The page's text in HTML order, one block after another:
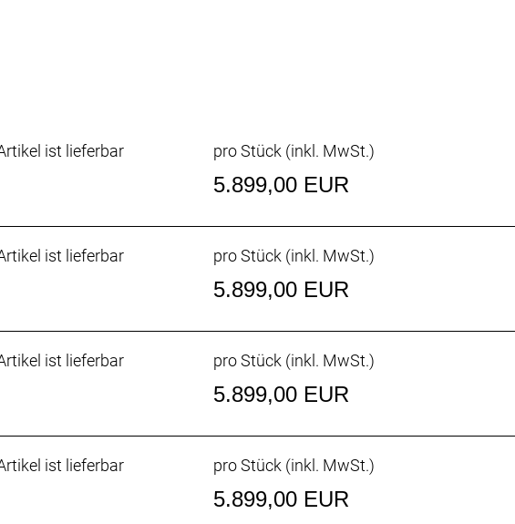
ist lieferbar pro Stück (inkl. MwSt.)
5.899,00 EUR
ist lieferbar pro Stück (inkl. MwSt.)
5.899,00 EUR
ist lieferbar pro Stück (inkl. MwSt.)
5.899,00 EUR
ist lieferbar pro Stück (inkl. MwSt.)
5.899,00 EUR